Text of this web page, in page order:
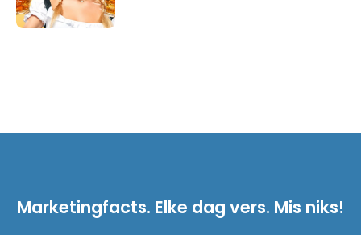
Marketingfacts. Elke dag vers. Mis niks!